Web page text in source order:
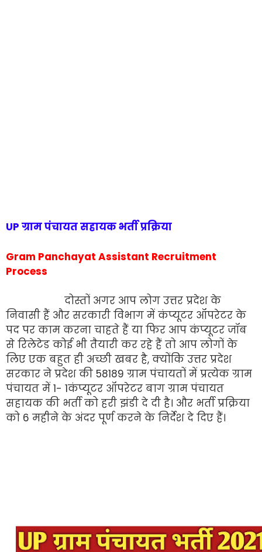
UP ग्राम पंचायत सहायक भर्ती प्रक्रिया
Gram Panchayat Assistant Recruitment
Process
दोस्तों अगर आप लोग उत्तर प्रदेश के
निवासी हैं और सरकारी विभाग में कंप्यूटर ऑपरेटर के
पद पर काम करना चाहते हैं या फिर आप कंप्यूटर जॉब
से रिलेटेड कोई भी तैयारी कर रहे हैं तो आप लोगों के
लिए एक बहुत ही अच्छी खबर है, क्योंकि उत्तर प्रदेश
सरकार ने प्रदेश की 58189 ग्राम पंचायतों में प्रत्येक ग्राम
पंचायत में 1- 1कंप्यूटर ऑपरेटर बाग ग्राम पंचायत
सहायक की भर्ती को हरी झंडी दे दी है। और भर्ती प्रक्रिया
को 6 महीने के अंदर पूर्ण करने के निर्देश दे दिए हैं।